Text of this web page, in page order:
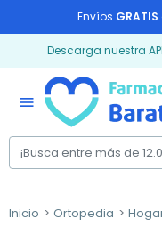
Envíos GRATIS
Descarga nuestra
menu
Inicio Ortopedia